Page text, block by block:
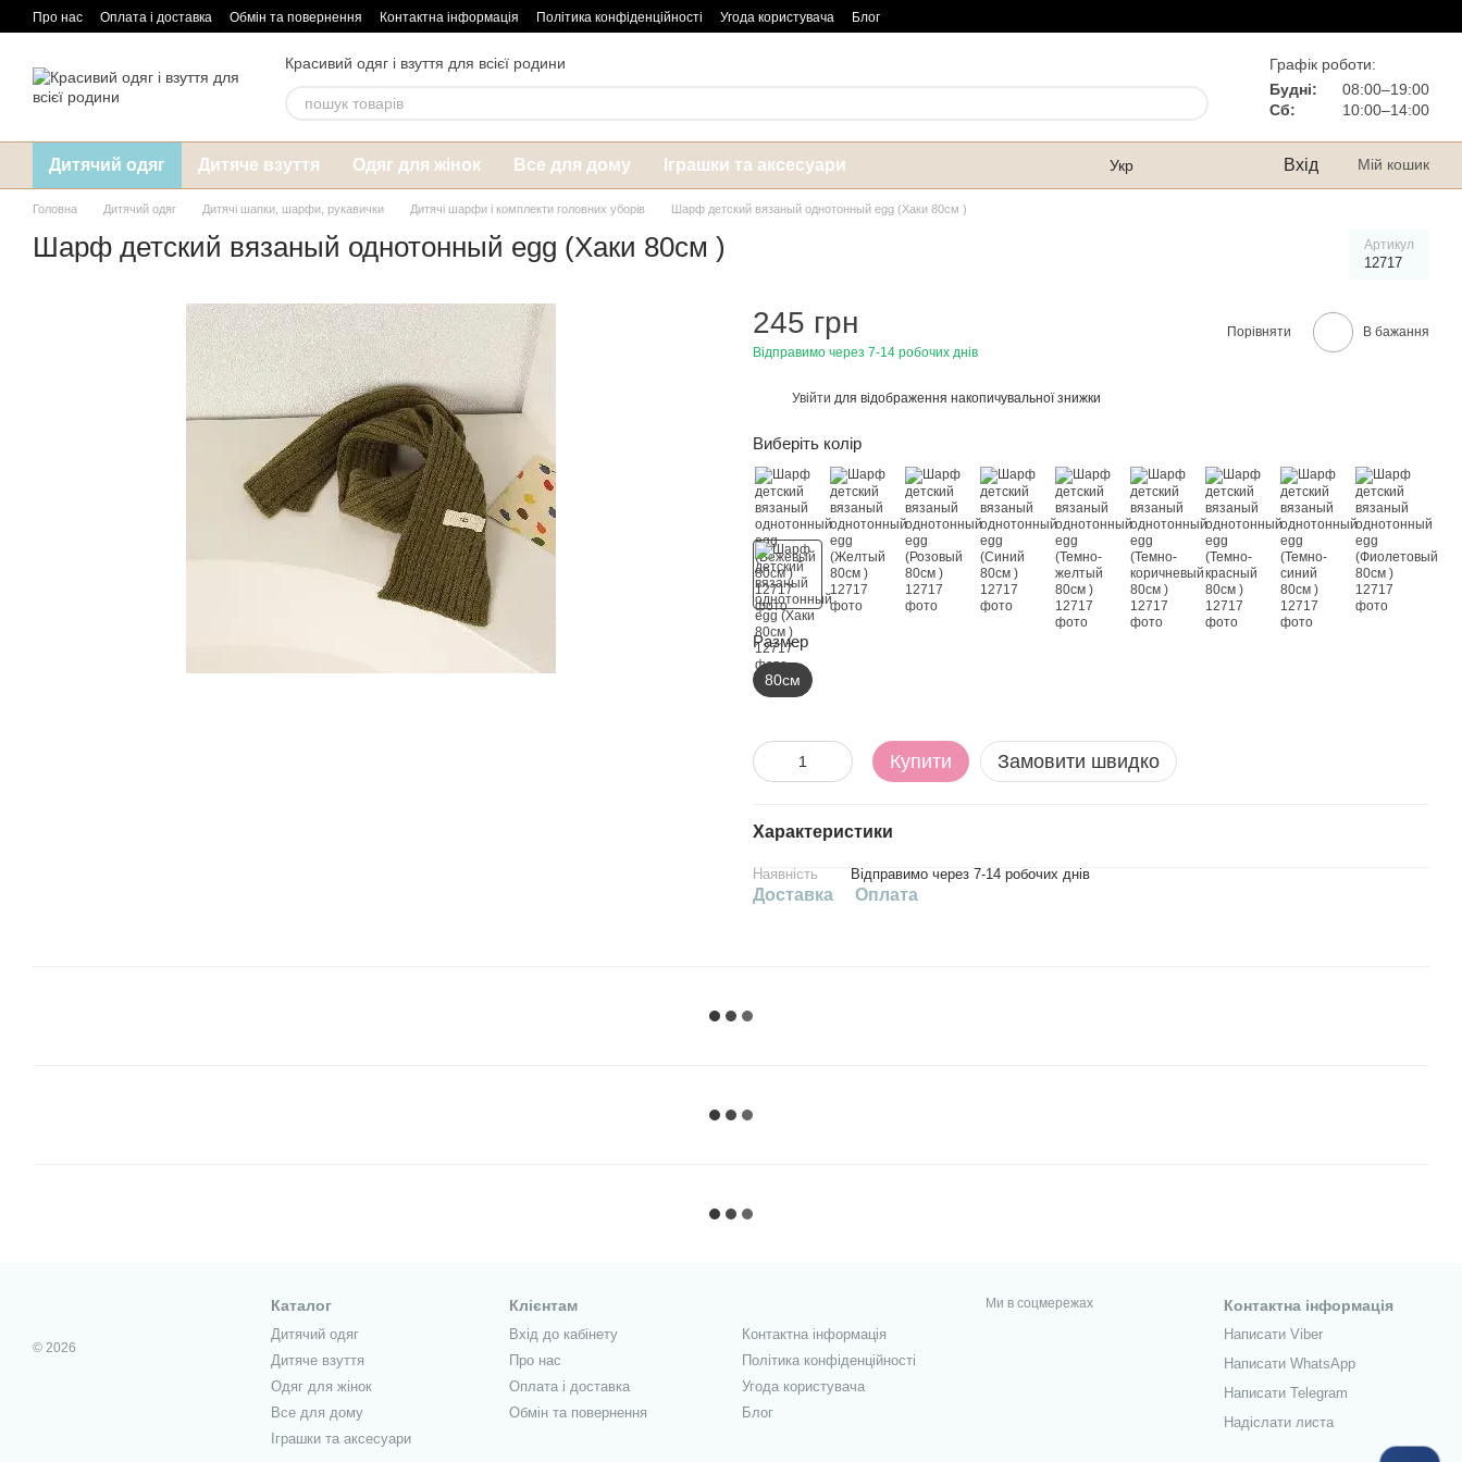
Перейти до основного контенту
Про нас Оплата і доставка Обмін та повернення Контактна інформація Політика конфіденційності Угода користувача Блог
Красивий одяг і взуття для всієї родини
Графік роботи:
Будні:
08:00–19:00
Сб:
10:00–14:00
Дитячий одяг Дитяче взуття Одяг для жінок Все для дому Іграшки та аксесуари Укр Вхід Мій кошик
Головна Дитячий одяг Дитячі шапки, шарфи, рукавички Дитячі шарфи і комплекти головних уборів Шарф детский вязаный однотонный egg (Хаки 80см )
Шарф детский вязаный однотонный egg (Хаки 80см ) Артикул
12717
245 грн
Відправимо через 7-14 робочих днів
Порівняти В бажання
Увійти для відображення накопичувальної знижки
Виберіть колір
Размер
80см
Купити Замовити швидко
Характеристики
Наявність Відправимо через 7-14 робочих днів
Доставка Оплата
© 2026
Каталог
Дитячий одяг
Дитяче взуття
Одяг для жінок
Все для дому
Іграшки та аксесуари
Клієнтам
Вхід до кабінету
Про нас
Оплата і доставка
Обмін та повернення
Контактна інформація
Політика конфіденційності
Угода користувача
Блог
Ми в соцмережах Контактна інформація
Написати Viber
Написати WhatsApp
Написати Telegram
Надіслати листа